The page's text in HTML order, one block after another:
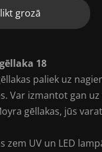
grozā
18
paliek uz
Var izmantot gan
gēllakas, jūs
zem UV un LED